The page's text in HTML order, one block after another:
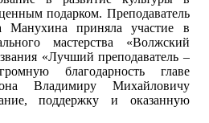
подарком. Преподаватель
Манухина приняла участие в
мастерства «Волжский
«Лучший преподаватель –
благодарность главе
Владимиру Михайловичу
поддержку и оказанную